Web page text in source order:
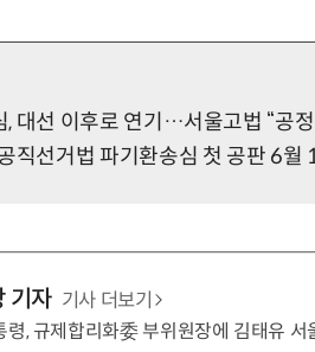
, 대선 이후로 연기…서울고법 “공
직선거법 파기환송심 첫 공판 6월
기자 기사 더보기
령, 규제합리화委 부위원장에 김태유 서